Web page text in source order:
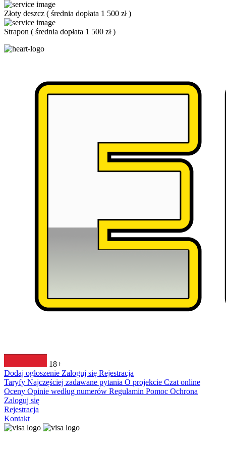
Złoty deszcz ( średnia dopłata 1 500 zł)
Strapon ( średnia dopłata 1 500 zł)
18+
Dodaj ogłoszenie Zaloguj się Rejestracja
Taryfy Najczęściej zadawane pytania O projekcie Czat online
Oceny Opinie według numerów Regulamin Pomoc Ochrona
Zaloguj się
Rejestracja
Kontakt